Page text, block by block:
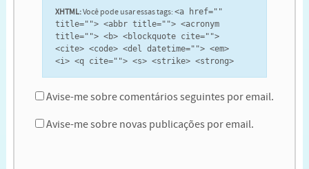
XHTML:Você pode usar essas tags: <a href=""
title=""> <abbr title=""> <acronym
title=""> <b> <blockquote cite="">
<cite> <code> <del datetime=""> <em>
<i> <q cite=""> <s> <strike> <strong>
Avise-me sobre comentários seguintes por email.
Avise-me sobre novas publicações por email.